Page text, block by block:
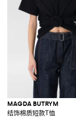
MAGDA BUTRYM
结饰棉质短款T恤